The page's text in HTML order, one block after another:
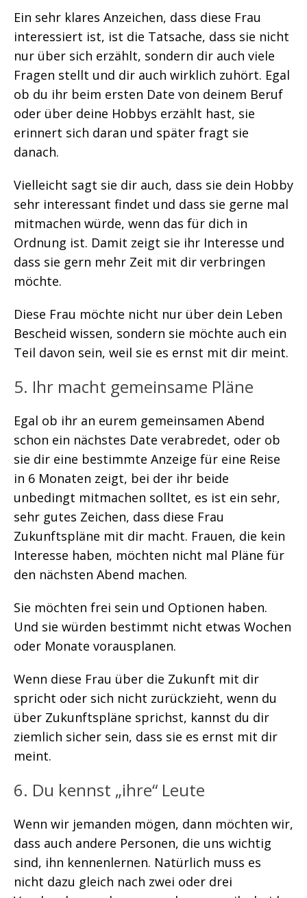
Ein sehr klares Anzeichen, dass diese Frau
interessiert ist, ist die Tatsache, dass sie nicht
nur über sich erzählt, sondern dir auch viele
Fragen stellt und dir auch wirklich zuhört. Egal
ob du ihr beim ersten Date von deinem Beruf
oder über deine Hobbys erzählt hast, sie
erinnert sich daran und später fragt sie
danach.
Vielleicht sagt sie dir auch, dass sie dein Hobby
sehr interessant findet und dass sie gerne mal
mitmachen würde, wenn das für dich in
Ordnung ist. Damit zeigt sie ihr Interesse und
dass sie gern mehr Zeit mit dir verbringen
möchte.
Diese Frau möchte nicht nur über dein Leben
Bescheid wissen, sondern sie möchte auch ein
Teil davon sein, weil sie es ernst mit dir meint.
5. Ihr macht gemeinsame Pläne
Egal ob ihr an eurem gemeinsamen Abend
schon ein nächstes Date verabredet, oder ob
sie dir eine bestimmte Anzeige für eine Reise
in 6 Monaten zeigt, bei der ihr beide
unbedingt mitmachen solltet, es ist ein sehr,
sehr gutes Zeichen, dass diese Frau
Zukunftspläne mit dir macht. Frauen, die kein
Interesse haben, möchten nicht mal Pläne für
den nächsten Abend machen.
Sie möchten frei sein und Optionen haben.
Und sie würden bestimmt nicht etwas Wochen
oder Monate vorausplanen.
Wenn diese Frau über die Zukunft mit dir
spricht oder sich nicht zurückzieht, wenn du
über Zukunftspläne sprichst, kannst du dir
ziemlich sicher sein, dass sie es ernst mit dir
meint.
6. Du kennst „ihre“ Leute
Wenn wir jemanden mögen, dann möchten wir,
dass auch andere Personen, die uns wichtig
sind, ihn kennenlernen. Natürlich muss es
nicht dazu gleich nach zwei oder drei